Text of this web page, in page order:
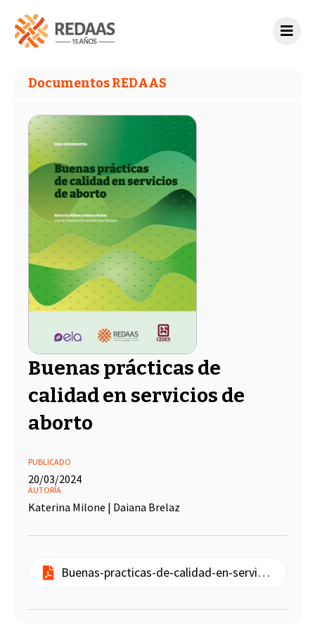
Documentos REDAAS
Buenas prácticas de
calidad en servicios de
aborto
AUTORÍA
Katerina Milone | Daiana Brelaz
PUBLICADO
20/03/2024
Buenas-practicas-de-calidad-en-servicios-de-aborto.pdf